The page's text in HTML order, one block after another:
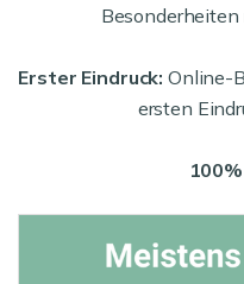
Erster Eindruck: Online-
ersten